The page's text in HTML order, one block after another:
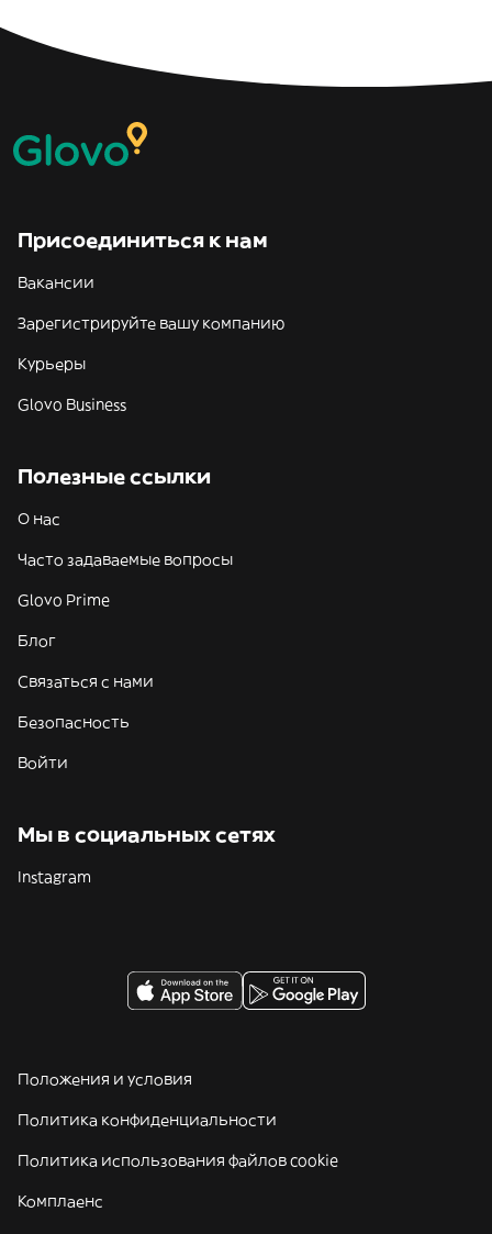
Присоединиться к нам
Вакансии
Зарегистрируйте вашу компанию
Курьеры
Glovo Business
Полезные ссылки
О нас
Часто задаваемые вопросы
Glovo Prime
Блог
Связаться с нами
Безопасность
Войти
Мы в социальных сетях
Instagram
Положения и условия
Политика конфиденциальности
Политика использования файлов cookie
Комплаенс